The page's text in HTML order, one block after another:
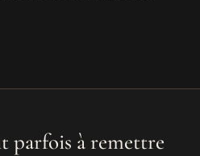
parfois à remettre